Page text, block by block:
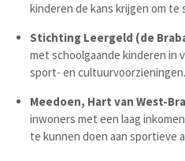
kinderen de kans krijgen om te
Stichting Leergeld (de
met schoolgaande kinderen in
sport- en cultuurvoorzieningen.
Meedoen, Hart van West-
inwoners met een laag
te kunnen doen aan sportieve